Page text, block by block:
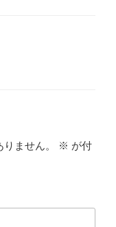
ません。 ※ が付